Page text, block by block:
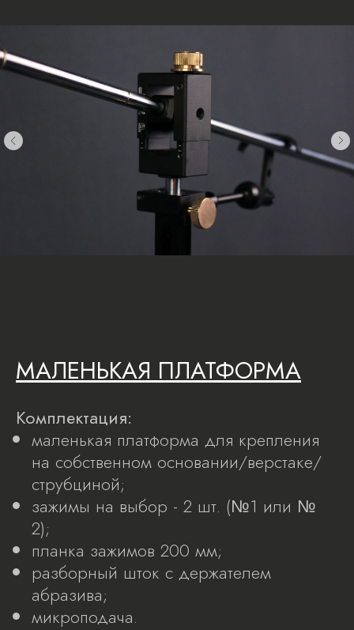
МАЛЕНЬКАЯ ПЛАТФОРМА
Комплектация:
маленькая платформа для крепления
на собственном основании/верстаке/
струбциной;
зажимы на выбор - 2 шт. (№1 или №
2);
планка зажимов 200 мм;
разборный шток с держателем
абразива;
микроподача.